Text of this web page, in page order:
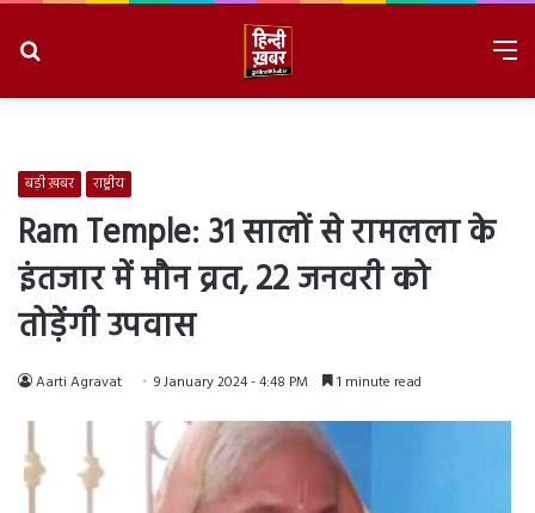
बड़ी ख़बर राष्ट्रीय
Ram Temple: 31 सालों से रामलला के
इंतजार में मौन व्रत, 22 जनवरी को
तोड़ेंगी उपवास
Aarti Agravat 9 January 2024 - 4:48 PM 1 minute read